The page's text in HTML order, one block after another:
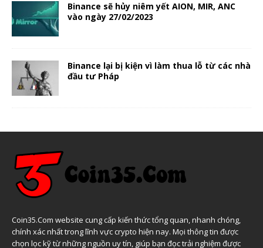
Binance sẽ hủy niêm yết AION, MIR, ANC
vào ngày 27/02/2023
Binance lại bị kiện vì làm thua lỗ từ các nhà
đầu tư Pháp
Coin35.Com website cung cấp kiến thức tổng quan, nhanh chóng,
chính xác nhất trong lĩnh vực crypto hiện nay. Mọi thông tin được
chọn lọc kỹ từ những nguồn uy tín, giúp bạn đọc trải nghiệm được